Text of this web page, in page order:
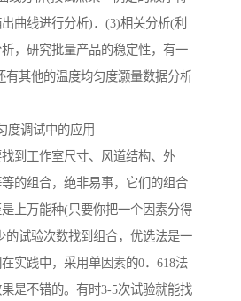
曲线进行分析)．(3)相关分析(利
，研究批量产品的稳定性，有一
有其他的温度均匀度灏量数据分析
度调试中的应用
到工作室尺寸、风道结构、外
的组合，绝非易事，它们的组合
上万能种(只要你把一个因素分得
的试验次数找到组合，优选法是一
实践中，采用单因素的0．618法
是不错的。有时3-5次试验就能找